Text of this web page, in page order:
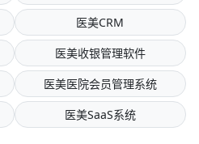
医美CRM
医美收银管理软件
医美医院会员管理系统
医美SaaS系统